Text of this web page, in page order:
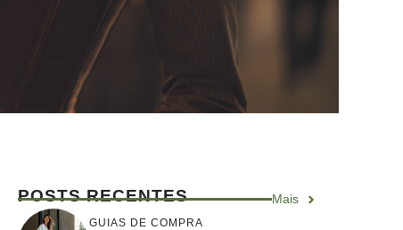
POSTS RECENTES Mais
GUIAS DE COMPRA